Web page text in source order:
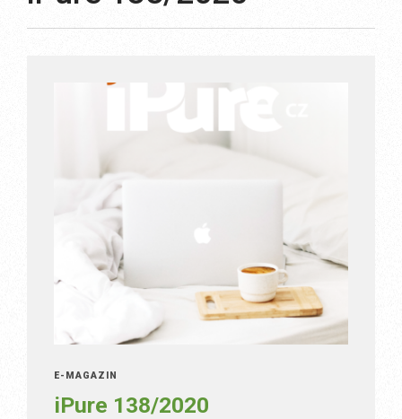
E-MAGAZÍN
iPure 138/2020